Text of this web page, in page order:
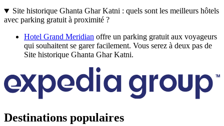
Site historique Ghanta Ghar Katni : quels sont les meilleurs hôtels
avec parking gratuit à proximité ?
Hotel Grand Meridian offre un parking gratuit aux voyageurs
qui souhaitent se garer facilement. Vous serez à deux pas de
Site historique Ghanta Ghar Katni.
Destinations populaires